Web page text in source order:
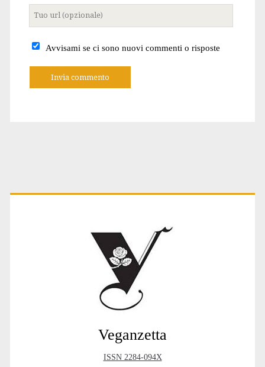
sito
Avvisami se ci sono nuovi commenti o risposte
i
Primary
Veganzetta
ISSN 2284-094X